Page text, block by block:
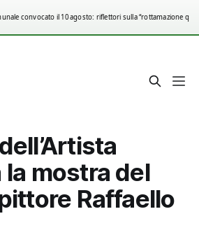
convocato il 10 agosto: riflettori sulla “rottamazione
la mostra del
Raffaello